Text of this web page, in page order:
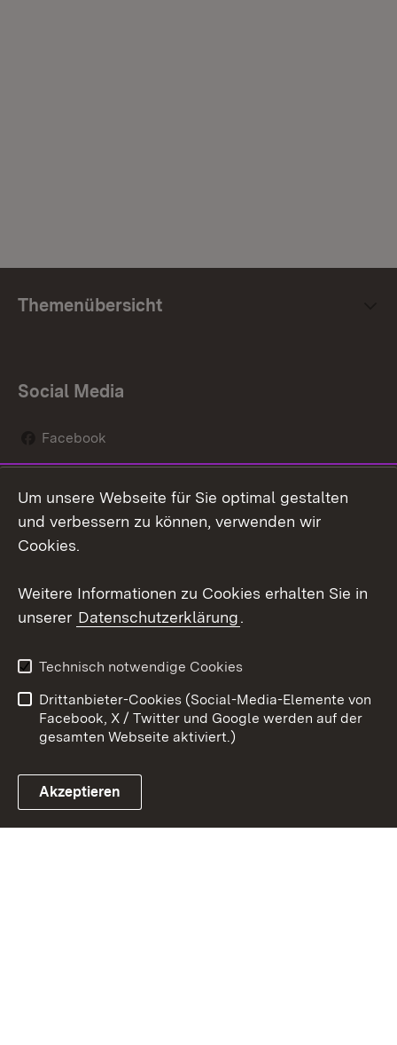
Themenübersicht
Social Media
Facebook
Social Wall
Youtube
Link zum Landesportal
Kontakt
Datenschutz
Barrierefreiheit
Impressum Cookies
Um unsere Webseite für Sie optimal gestalten
und verbessern zu können, verwenden wir
Cookies.
Weitere Informationen zu Cookies erhalten Sie in
unserer Datenschutzerklärung.
Technisch notwendige Cookies
Drittanbieter-Cookies (Social-Media-Elemente von
Facebook, X / Twitter und Google werden auf der
gesamten Webseite aktiviert.)
Akzeptieren